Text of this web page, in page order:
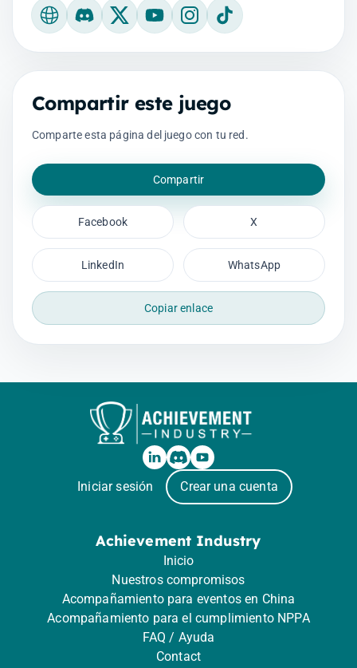
Sitio web oficial
Discord
X YouTubeInstagram
TikTok
Compartir este juego
Comparte esta página del juego con tu red.
Compartir
Facebook X
LinkedIn WhatsApp
Copiar enlace
Iniciar sesión Crear una cuenta
Achievement Industry
Inicio
Nuestros compromisos
Acompañamiento para eventos en China
Acompañamiento para el cumplimiento NPPA
FAQ / Ayuda
Contact